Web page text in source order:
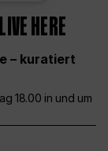
HERE
– kuratiert
18.00 in und um